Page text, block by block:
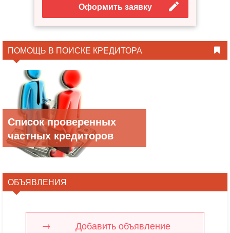
Оформить заявку
ПОМОЩЬ В ПОИСКЕ КРЕДИТОРА
Список проверенных
частных кредиторов
ОБЪЯВЛЕНИЯ
Добавить объявление